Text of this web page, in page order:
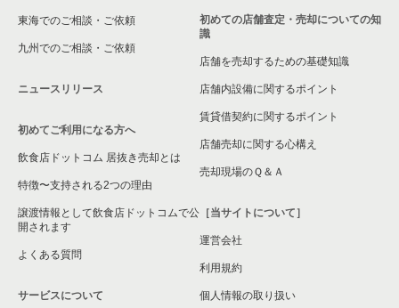
東海でのご相談・ご依頼
九州でのご相談・ご依頼
ニュースリリース
初めてご利用になる方へ
飲食店ドットコム 居抜き売却とは
特徴〜支持される2つの理由
譲渡情報として飲食店ドットコムで公
開されます
よくある質問
サービスについて
初めての店舗査定・売却についての知
識
店舗を売却するための基礎知識
店舗内設備に関するポイント
賃貸借契約に関するポイント
店舗売却に関する心構え
売却現場のＱ＆Ａ
［当サイトについて］
運営会社
利用規約
個人情報の取り扱い